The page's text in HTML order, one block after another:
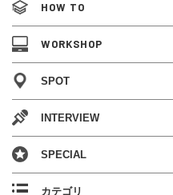
HOW TO
WORKSHOP
SPOT
INTERVIEW
SPECIAL
カテゴリ